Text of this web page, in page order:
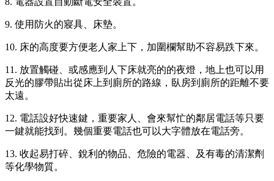
9. 使用防火的寢具、床墊。
10. 床的高度要方便老人家上下，加圍欄幫助不容易跌下來。
11. 放置觸碰、或感應到人下床就亮的的夜燈，地上也可以用
反光的膠帶貼出從床上到廁所的路線，臥房到廁所的距離不要
太遠。
12. 電話設好快速鍵，重要家人、會來幫忙的鄰居電話等只要
一鍵就能找到。幾個重要電話也可以大字體放在電話旁。
13. 收起易打碎、銳利的物品、危險的電器、及有毒的清潔劑
等化學物質。